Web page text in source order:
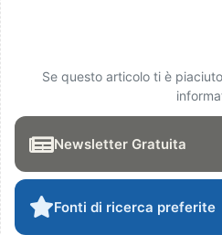
Se questo articolo ti è
Newsletter Gratuita
Fonti di ricerca preferite